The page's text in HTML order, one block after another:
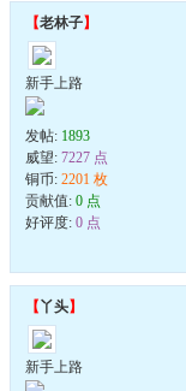
【老林子】
新手上路
发帖: 1893
威望: 7227 点
铜币: 2201 枚
贡献值: 0 点
好评度: 0 点
【丫头】
新手上路